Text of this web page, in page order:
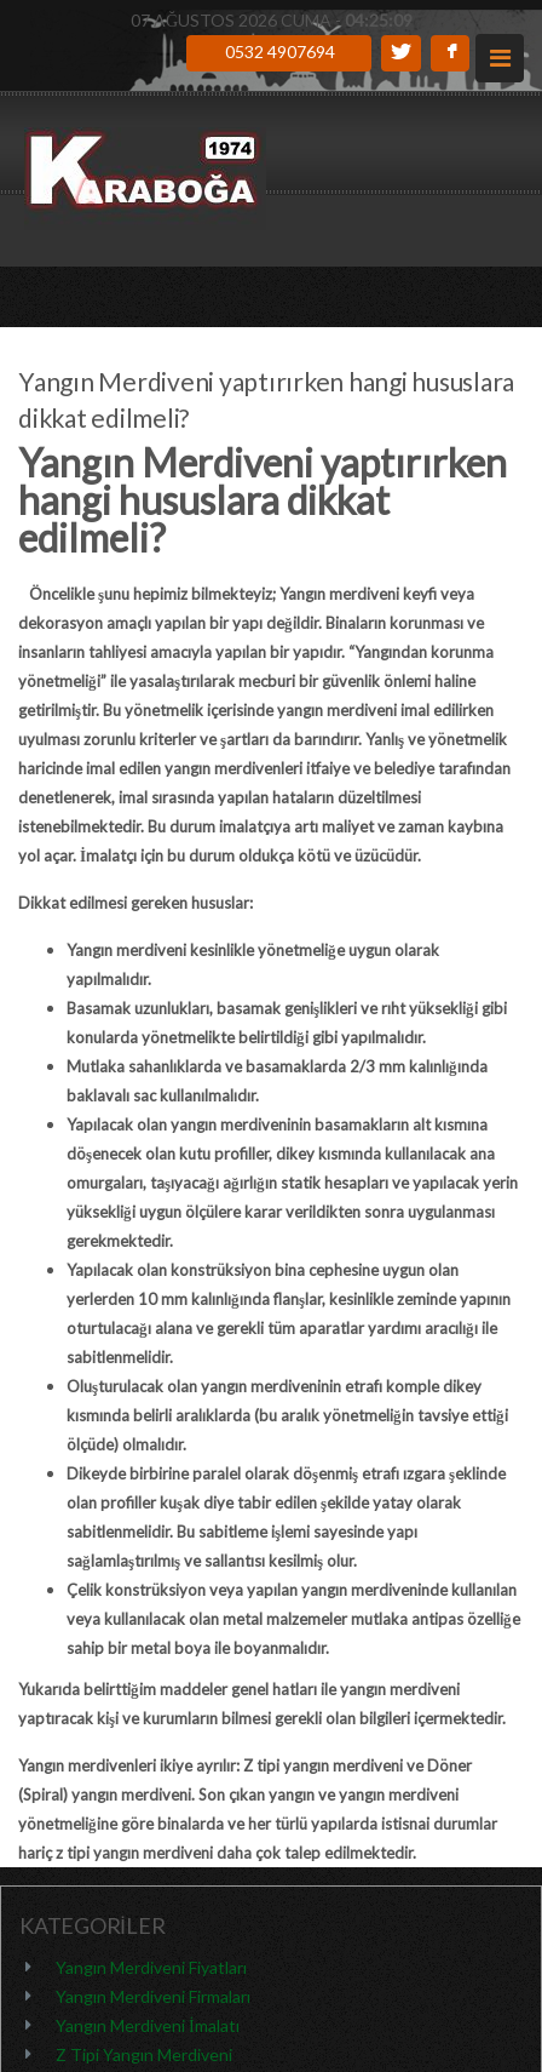
07 AĞUSTOS 2026 CUMA - 04:25:10
0532 4907694
Yangın Merdiveni yaptırırken hangi hususlara
dikkat edilmeli?
Yangın Merdiveni yaptırırken
hangi hususlara dikkat
edilmeli?
Öncelikle şunu hepimiz bilmekteyiz; Yangın merdiveni keyfi veya
dekorasyon amaçlı yapılan bir yapı değildir. Binaların korunması ve
insanların tahliyesi amacıyla yapılan bir yapıdır. “Yangından korunma
yönetmeliği” ile yasalaştırılarak mecburi bir güvenlik önlemi haline
getirilmiştir. Bu yönetmelik içerisinde yangın merdiveni imal edilirken
uyulması zorunlu kriterler ve şartları da barındırır. Yanlış ve yönetmelik
haricinde imal edilen yangın merdivenleri itfaiye ve belediye tarafından
denetlenerek, imal sırasında yapılan hataların düzeltilmesi
istenebilmektedir. Bu durum imalatçıya artı maliyet ve zaman kaybına
yol açar. İmalatçı için bu durum oldukça kötü ve üzücüdür.
Dikkat edilmesi gereken hususlar:
Yangın merdiveni kesinlikle yönetmeliğe uygun olarak
yapılmalıdır.
Basamak uzunlukları, basamak genişlikleri ve rıht yüksekliği gibi
konularda yönetmelikte belirtildiği gibi yapılmalıdır.
Mutlaka sahanlıklarda ve basamaklarda 2/3 mm kalınlığında
baklavalı sac kullanılmalıdır.
Yapılacak olan yangın merdiveninin basamakların alt kısmına
döşenecek olan kutu profiller, dikey kısmında kullanılacak ana
omurgaları, taşıyacağı ağırlığın statik hesapları ve yapılacak yerin
yüksekliği uygun ölçülere karar verildikten sonra uygulanması
gerekmektedir.
Yapılacak olan konstrüksiyon bina cephesine uygun olan
yerlerden 10 mm kalınlığında flanşlar, kesinlikle zeminde yapının
oturtulacağı alana ve gerekli tüm aparatlar yardımı aracılığı ile
sabitlenmelidir.
Oluşturulacak olan yangın merdiveninin etrafı komple dikey
kısmında belirli aralıklarda (bu aralık yönetmeliğin tavsiye ettiği
ölçüde) olmalıdır.
Dikeyde birbirine paralel olarak döşenmiş etrafı ızgara şeklinde
olan profiller kuşak diye tabir edilen şekilde yatay olarak
sabitlenmelidir. Bu sabitleme işlemi sayesinde yapı
sağlamlaştırılmış ve sallantısı kesilmiş olur.
Çelik konstrüksiyon veya yapılan yangın merdiveninde kullanılan
veya kullanılacak olan metal malzemeler mutlaka antipas özelliğe
sahip bir metal boya ile boyanmalıdır.
Yukarıda belirttiğim maddeler genel hatları ile yangın merdiveni
yaptıracak kişi ve kurumların bilmesi gerekli olan bilgileri içermektedir.
Yangın merdivenleri ikiye ayrılır: Z tipi yangın merdiveni ve Döner
(Spiral) yangın merdiveni. Son çıkan yangın ve yangın merdiveni
yönetmeliğine göre binalarda ve her türlü yapılarda istisnai durumlar
hariç z tipi yangın merdiveni daha çok talep edilmektedir.
KATEGORİLER
Yangın Merdiveni Fiyatları
Yangın Merdiveni Firmaları
Yangın Merdiveni İmalatı
Z Tipi Yangın Merdiveni